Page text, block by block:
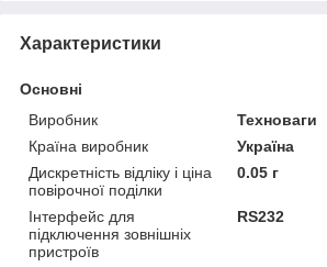
Характеристики
Основні
Виробник
Техноваги
Країна виробник
Україна
Дискретність відліку і ціна
повірочної поділки
0.05 г
Інтерфейс для
підключення зовнішніх
пристроїв
RS232